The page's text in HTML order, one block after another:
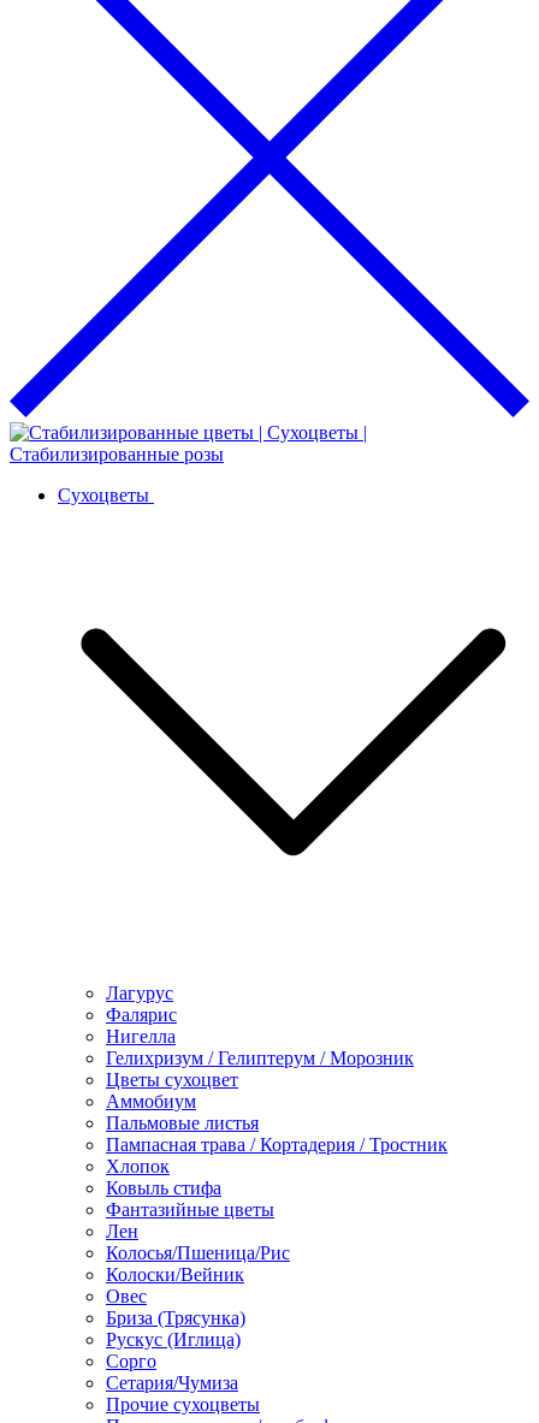
Сухоцветы
Лагурус
Фалярис
Нигелла
Гелихризум / Гелиптерум / Морозник
Цветы сухоцвет
Аммобиум
Пальмовые листья
Пампасная трава / Кортадерия / Тростник
Хлопок
Ковыль стифа
Фантазийные цветы
Лен
Колосья/Пшеница/Рис
Колоски/Вейник
Овес
Бриза (Трясунка)
Рускус (Иглица)
Сорго
Сетария/Чумиза
Прочие сухоцветы